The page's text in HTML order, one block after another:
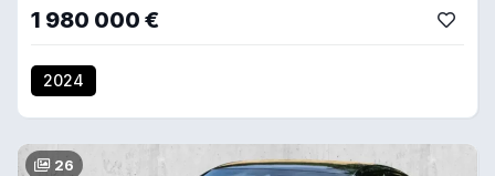
1 980 000 €
2024
26